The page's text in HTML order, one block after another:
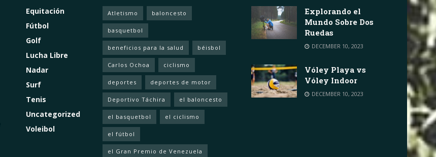
Equitación
Fútbol
Golf
Lucha Libre
Nadar
Surf
Tenis
Uncategorized
Voleibol
Atletismo baloncesto
basquetbol
beneficios para la salud béisbol
Carlos Ochoa ciclismo
deportes deportes de motor
Deportivo Táchira el baloncesto
el basquetbol el ciclismo
el fútbol
el Gran Premio de Venezuela
Explorando el
Mundo Sobre Dos
Ruedas
DECEMBER 10, 2023
Vóley Playa vs
Vóley Indoor
DECEMBER 10, 2023